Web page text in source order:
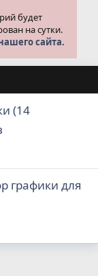
будет
на сутки.
сайта.
(14
графики для